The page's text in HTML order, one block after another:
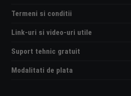
Termeni si conditii
Link-uri si video-uri utile
Suport tehnic gratuit
Modalitati de plata